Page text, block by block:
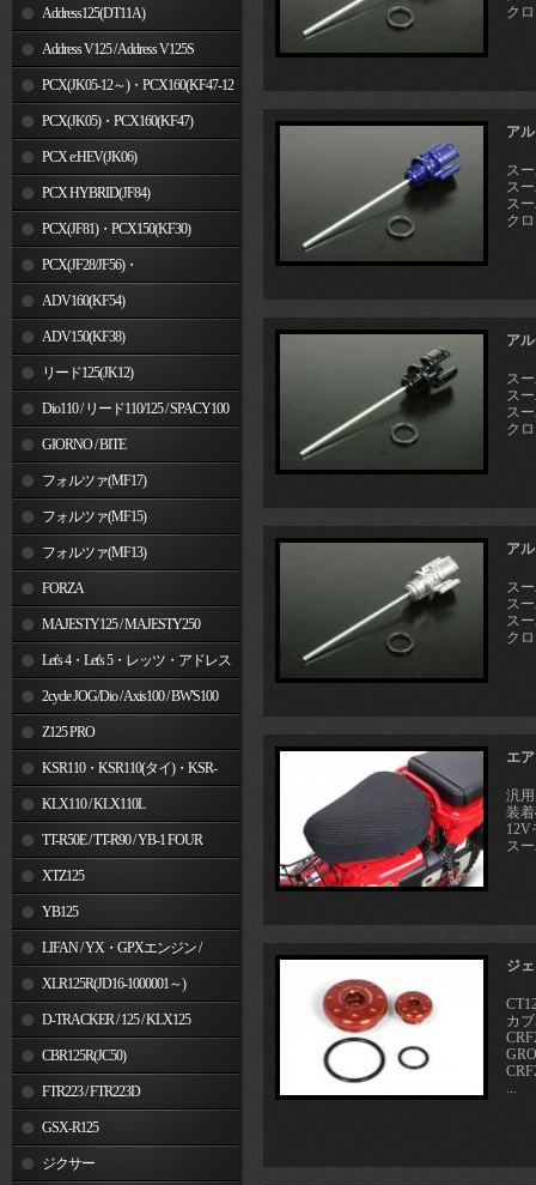
Address125(DT11A)
Address V125 / Address V125S
PCX(JK05-12～)・PCX160(KF47-12
～) PCX(JK05)・PCX160(KF47)
PCX e:HEV(JK06)
PCX HYBRID(JF84)
PCX(JF81)・PCX150(KF30)
PCX(JF28/JF56)・
PCX150(KF12/KF18)
ADV160(KF54)
ADV150(KF38)
リード125(JK12)
Dio110 / リード110/125 / SPACY100
GIORNO / BITE
フォルツァ(MF17)
フォルツァ(MF15)
フォルツァ(MF13)
FORZA
MAJESTY125 / MAJESTY250
Let's 4・Let's 5・レッツ・アドレス
V50 2cycle JOG/Dio / Axis100 / BW'S100
Z125 PRO
KSR110・KSR110(タイ)・KSR-
I/II・KSR PRO
KLX110 / KLX110L
TT-R50E / TT-R90 / YB-1 FOUR
XTZ125
YB125
LIFAN / YX・GPXエンジン /
JinchengXLR125R(JD16-1000001～)
D-TRACKER / 125 / KLX125
CBR125R(JC50)
FTR223 / FTR223D
GSX-R125
ジクサー
ク
ア
ス
ス
ス
ク
ア
ス
ス
ス
ク
ア
ス
ス
ス
ク
エ
汎
装
12V
ス
ジ
カ
...